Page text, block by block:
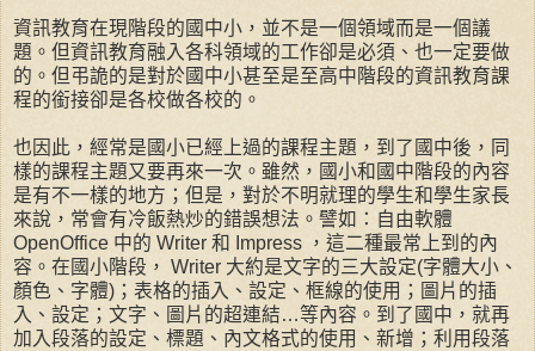
資訊教育在現階段的國中小，並不是一個領域而是一個議
題。但資訊教育融入各科領域的工作卻是必須、也一定要做
的。但弔詭的是對於國中小甚至是至高中階段的資訊教育課
程的銜接卻是各校做各校的。
也因此，經常是國小已經上過的課程主題，到了國中後，同
樣的課程主題又要再來一次。雖然，國小和國中階段的內容
是有不一樣的地方；但是，對於不明就理的學生和學生家長
來說，常會有冷飯熱炒的錯誤想法。譬如：自由軟體
OpenOffice 中的 Writer 和 Impress ，這二種最常上到的內
容。在國小階段， Writer 大約是文字的三大設定(字體大小、
顏色、字體)；表格的插入、設定、框線的使用；圖片的插
入、設定；文字、圖片的超連結…等內容。到了國中，就再
加入段落的設定、標題、內文格式的使用、新增；利用段落